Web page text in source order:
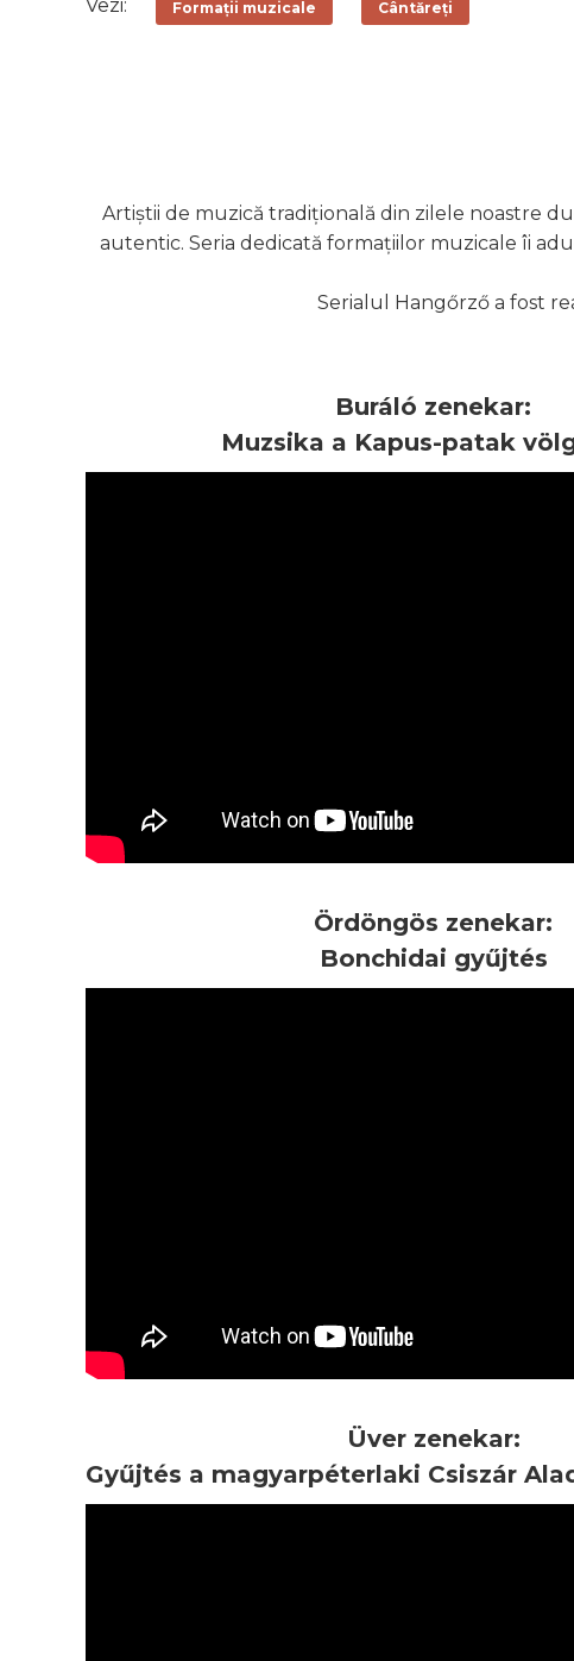
Vezi: Formații muzicale Cântăreți
Artiștii de muzică tradițională din zilele noastre
autentic. Seria dedicată formațiilor muzicale îi
Serialul Hangőrző a fost
Buráló zenekar:
Muzsika a Kapus-patak
Ördöngös zenekar:
Bonchidai gyűjtés
Üver zenekar:
Gyűjtés a magyarpéterlaki Csiszár